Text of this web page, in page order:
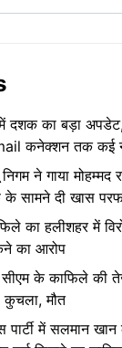
का बड़ा
कनेक्शन तक कई
ने गाया मोहम्मद
सामने दी खास
का हलीशहर में
का आरोप
के काफिले की
कुचला, मौत
पार्टी में सलमान